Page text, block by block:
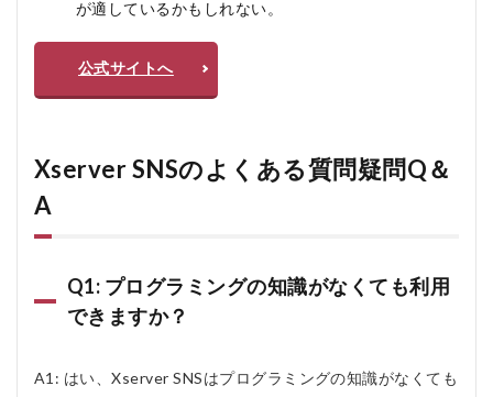
が適しているかもしれない。
公式サイトへ
Xserver SNSのよくある質問疑問Q＆
A
Q1: プログラミングの知識がなくても利用
できますか？
A1: はい、Xserver SNSはプログラミングの知識がなくても